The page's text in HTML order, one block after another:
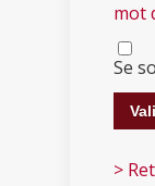
mot
Se
>